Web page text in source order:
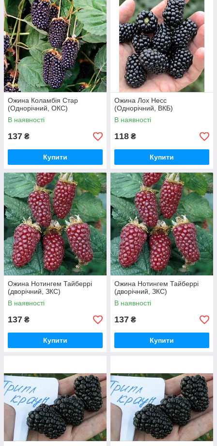
Ожина Коламбія Стар
(Однорічний, ОКС)
В наявності
137 ₴
Купити
Ожина Лох Несс
(Однорічний, ВКБ)
В наявності
118 ₴
Купити
Ожина Нотингем Тайберрі
(дворічний, ЗКС)
В наявності
137 ₴
Купити
Ожина Нотингем Тайберрі
(дворічний, ЗКС)
В наявності
137 ₴
Купити